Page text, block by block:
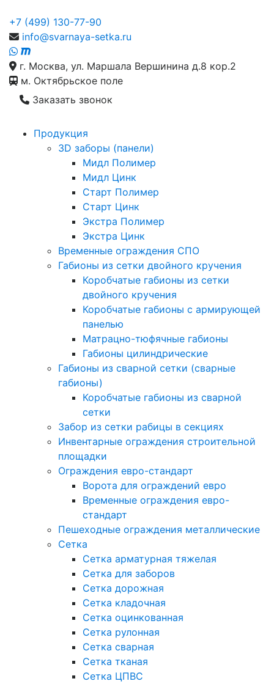
+7 (499) 130-77-90
info@svarnaya-setka.ru
г. Москва, ул. Маршала Вершинина д.8 кор.2
м. Октябрьское поле
Заказать звонок
Продукция
3D заборы (панели)
Мидл Полимер
Мидл Цинк
Старт Полимер
Старт Цинк
Экстра Полимер
Экстра Цинк
Временные ограждения СПО
Габионы из сетки двойного кручения
Коробчатые габионы из сетки
двойного кручения
Коробчатые габионы с армирующей
панелью
Матрацно-тюфячные габионы
Габионы цилиндрические
Габионы из сварной сетки (сварные
габионы)
Коробчатые габионы из сварной
сетки
Забор из сетки рабицы в секциях
Инвентарные ограждения строительной
площадки
Ограждения евро-стандарт
Ворота для ограждений евро
Временные ограждения евро-
стандарт
Пешеходные ограждения металлические
Сетка
Сетка арматурная тяжелая
Сетка для заборов
Сетка дорожная
Сетка кладочная
Сетка оцинкованная
Сетка рулонная
Сетка сварная
Сетка тканая
Сетка ЦПВС